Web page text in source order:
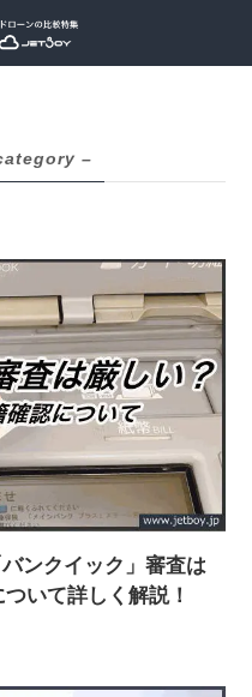
–
ンクイック」審査は
いて詳しく解説！